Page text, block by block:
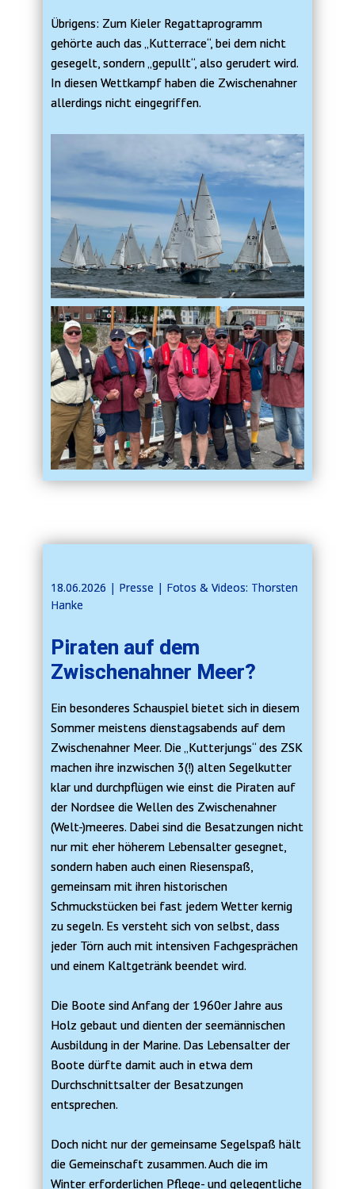
Übrigens: Zum Kieler Regattaprogramm
gehörte auch das „Kutterrace“, bei dem nicht
gesegelt, sondern „gepullt“, also gerudert wird.
In diesen Wettkampf haben die Zwischenahner
allerdings nicht eingegriffen.
18.06.2026 | ​​Presse | Fotos & Videos: Thorsten
Hanke
Piraten auf dem
Zwischenahner Meer?
Ein besonderes Schauspiel bietet sich in diesem
Sommer meistens dienstagsabends auf dem
Zwischenahner Meer. Die „Kutterjungs“ des ZSK
machen ihre inzwischen 3(!) alten Segelkutter
klar und durchpflügen wie einst die Piraten auf
der Nordsee die Wellen des Zwischenahner
(Welt-)meeres. Dabei sind die Besatzungen nicht
nur mit eher höherem Lebensalter gesegnet,
sondern haben auch einen Riesenspaß,
gemeinsam mit ihren historischen
Schmuckstücken bei fast jedem Wetter kernig
zu segeln. Es versteht sich von selbst, dass
jeder Törn auch mit intensiven Fachgesprächen
und einem Kaltgetränk beendet wird.
Die Boote sind Anfang der 1960er Jahre aus
Holz gebaut und dienten der seemännischen
Ausbildung in der Marine. Das Lebensalter der
Boote dürfte damit auch in etwa dem
Durchschnittsalter der Besatzungen
entsprechen.
Doch nicht nur der gemeinsame Segelspaß hält
die Gemeinschaft zusammen. Auch die im
Winter erforderlichen Pflege- und gelegentliche